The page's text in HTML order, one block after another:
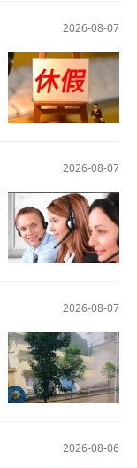
2026-08-07
2026-08-07
2026-08-07
2026-08-06